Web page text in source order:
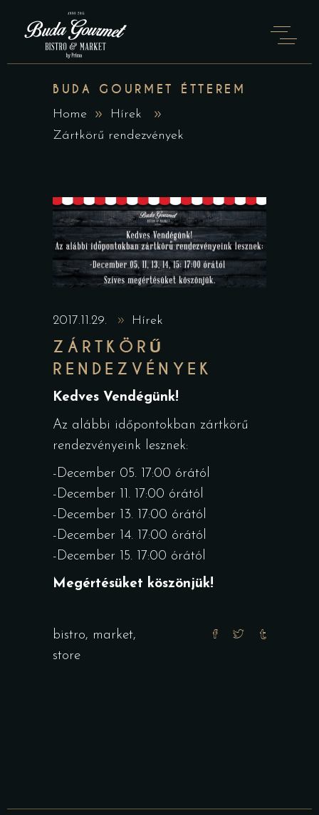
BUDA GOURMET ÉTTEREM
Home
Hírek
Zártkörű rendezvények
2017.11.29. Hírek
ZÁRTKÖRŰ
RENDEZVÉNYEK
Kedves Vendégünk!
Az alábbi időpontokban zártkörű
rendezvényeink lesznek:
-December 05. 17:00 órától
-December 11. 17:00 órától
-December 13. 17:00 órától
-December 14. 17:00 órától
-December 15. 17:00 órától
Megértésüket köszönjük!
bistro, market,
store